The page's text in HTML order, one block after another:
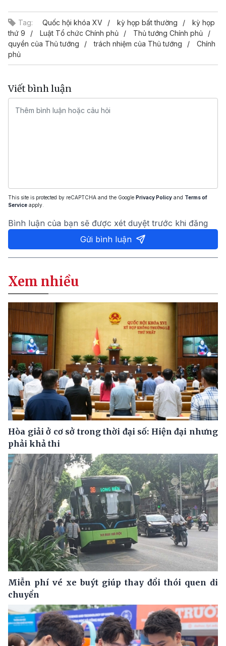
Tag: Quốc hội khóa XV kỳ họp bất thường
kỳ họp
thứ 9
Luật Tổ chức Chính phủ
Thủ tướng Chính phủ
quyền của Thủ tướng
trách nhiệm của Thủ tướng
Chính
phủ
Viết bình luận
This site is protected by reCAPTCHA and the Google Privacy Policy and Terms of
Service apply.
Bình luận của bạn sẽ được xét duyệt trước khi đăng
Gửi bình luận
Xem nhiều
Hòa giải ở cơ sở trong thời đại số: Hiện đại nhưng
phải khả thi
Miễn phí vé xe buýt giúp thay đổi thói quen di
chuyển